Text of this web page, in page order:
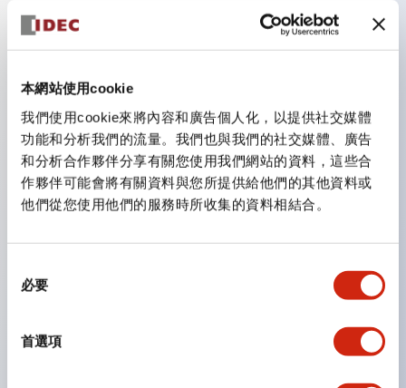
本網站使用cookie
我們使用cookie來將內容和廣告個人化，以提供社交媒體
功能和分析我們的流量。我們也與我們的社交媒體、廣告
和分析合作夥伴分享有關您使用我們網站的資料，這些合
作夥伴可能會將有關資料與您所提供給他們的其他資料或
他們從您使用他們的服務時所收集的資料相結合。
必要
首選項
（面板前為IP65）。
組合式接點塊使安裝和拆卸更加方便。
樹脂框型，金屬框型。
另具備鑰匙選擇開關，一體型指示燈，機種豐富！
備有符合國際標準的緊急停止開關。備有照明與非照明
型。解除鎖定方式有拉出或旋轉型。具備直接開路動作功
能（IEC60947-5-1 附件K）。具備安全鎖定結構
指示燈採用大燈罩，確保更廣的視角和範圍，增強安全